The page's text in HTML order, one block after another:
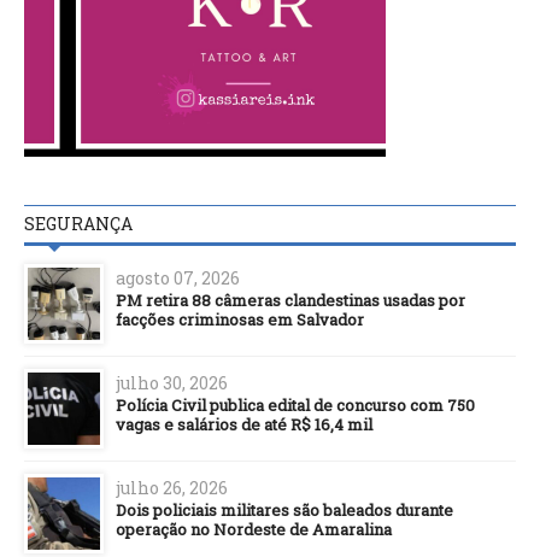
SEGURANÇA
agosto 07, 2026
PM retira 88 câmeras clandestinas usadas por
facções criminosas em Salvador
julho 30, 2026
Polícia Civil publica edital de concurso com 750
vagas e salários de até R$ 16,4 mil
julho 26, 2026
Dois policiais militares são baleados durante
operação no Nordeste de Amaralina